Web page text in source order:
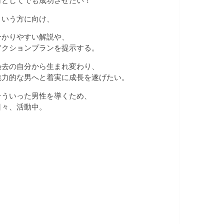
いう方に向け、
りやすい解説や、
クションプランを提示する。
の自分から生まれ変わり、
力的な男へと着実に成長を遂げたい。
ういった男性を導くため、
々、活動中。